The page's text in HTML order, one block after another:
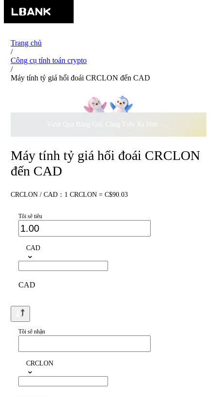
Trang chủ
/
Công cụ tính toán crypto
/
Máy tính tỷ giá hối đoái CRCLON đến CAD
Vượt Qua Băng Giá, Cùng Tiến Xa Hơn ·500.000
Máy tính tỷ giá hối đoái CRCLON
đến CAD
CRCLON / CAD：1 CRCLON = C$90.03
Tôi sẽ tiêu
CAD
CAD
Tôi sẽ nhận
CRCLON